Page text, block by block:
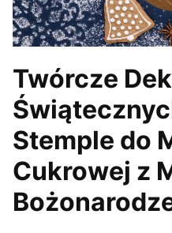
Twórcze
Stemple do
Cukrowej z